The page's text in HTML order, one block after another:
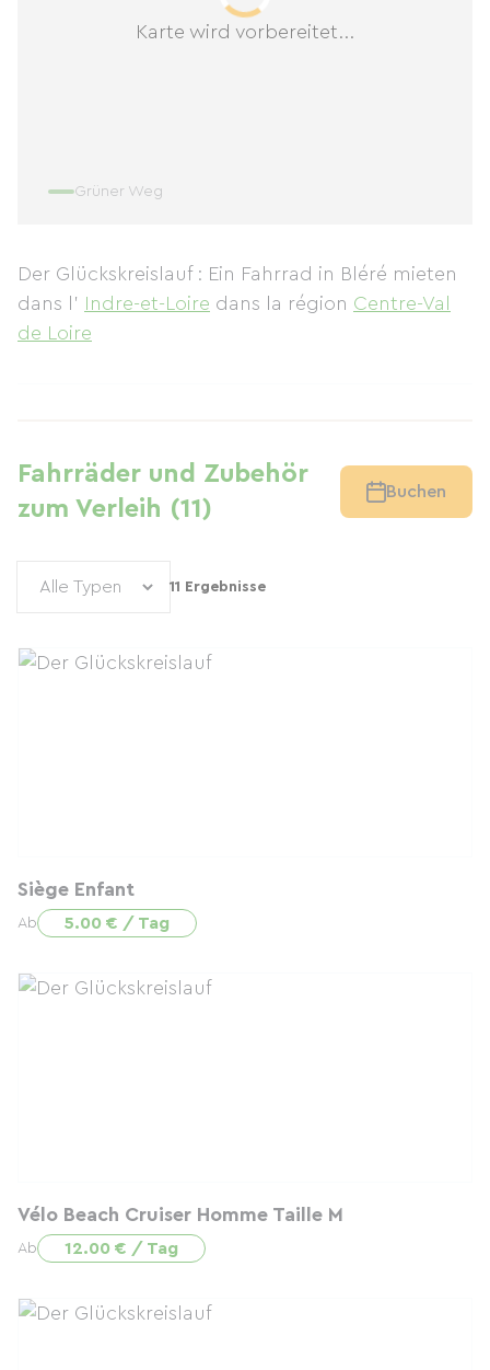
Karte wird vorbereitet...
Grüner Weg
Der Glückskreislauf : Ein Fahrrad in Bléré mieten
dans l' Indre-et-Loire dans la région Centre-Val
de Loire
Fahrräder und Zubehör
zum Verleih (11)
Buchen
11 Ergebnisse
Siège Enfant
Ab 5.00 € / Tag
Vélo Beach Cruiser Homme Taille M
Ab 12.00 € / Tag